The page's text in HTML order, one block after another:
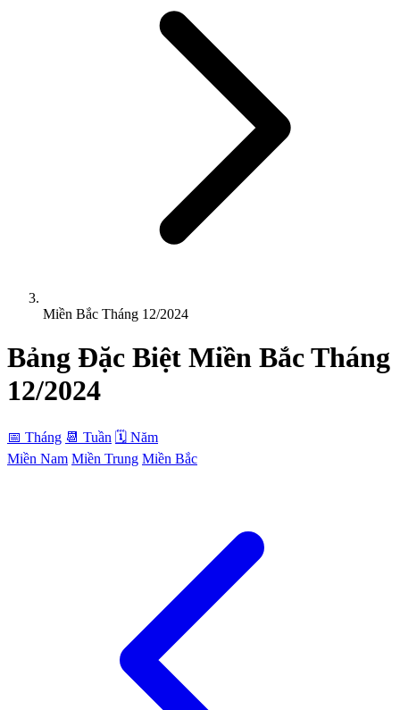
Miền Bắc Tháng 12/2024
Bảng Đặc Biệt Miền BắcTháng
12/2024
📅 Tháng 📆 Tuần 🗓 Năm
Miền Nam Miền Trung Miền Bắc